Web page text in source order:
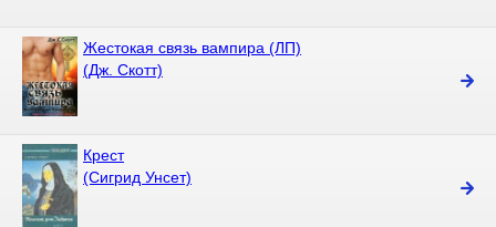
Жестокая связь вампира (ЛП)
(Дж. Скотт)
Крест
(Сигрид Унсет)